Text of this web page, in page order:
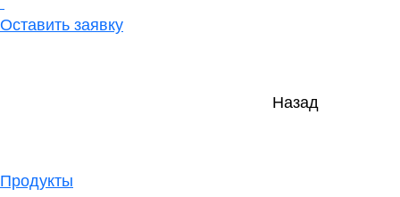
Оставить заявку
Назад
Продукты